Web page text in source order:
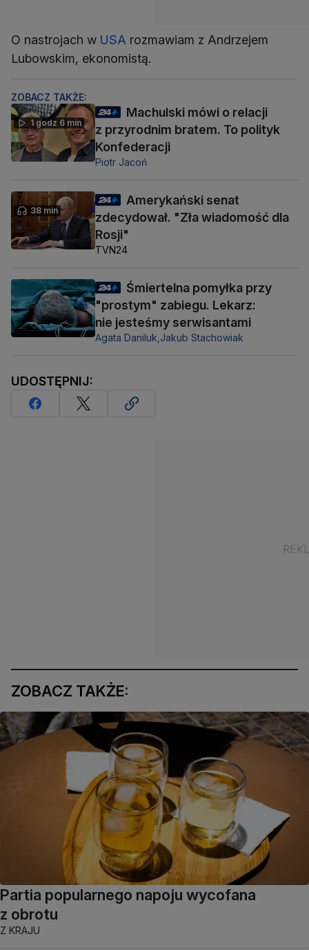
O nastrojach w USA rozmawiam z Andrzejem
Lubowskim, ekonomistą.
ZOBACZ TAKŻE:
1 godz 6 min
Machulski mówi o relacji
z przyrodnim bratem. To polityk
Konfederacji
Piotr Jacoń
38 min
Amerykański senat
zdecydował. "Zła wiadomość dla
Rosji"
TVN24
Śmiertelna pomyłka przy
"prostym" zabiegu. Lekarz:
nie jesteśmy serwisantami
Agata Daniluk, Jakub Stachowiak
UDOSTĘPNIJ:
ZOBACZ TAKŻE:
Partia popularnego napoju wycofana
z obrotu
Z KRAJU